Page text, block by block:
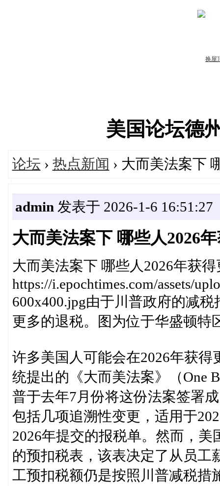
美国论坛德
论坛 › 热点新闻 › 大而美法案下
admin 发表于 2026-1-6 16:51:27
大而美法案下 哪些人2026
大而美法案下 哪些人2026年获
https://i.epochtimes.com/assets/
600x400.jpg由于川普政府的减
更多的退税。图为位于华盛顿特
许多美国人可能会在2026年获
统提出的《大而美法案》（One
普于去年7月份将这份法案签署
包括几项追溯性变更，适用于
2026年提交的报税单。然而，
的预扣税表，该表决定了从员工
工预扣税额仍是按照川普减税措